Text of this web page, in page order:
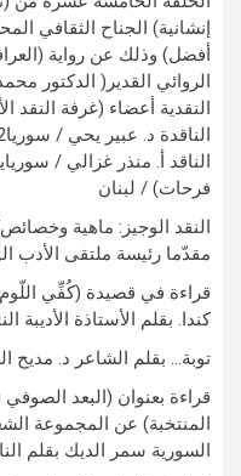
إنشانية) الجناح الثقافي
أفضل) وذلك عن رواية
الروائي القدير( الدكتور
الناقد أ. منذر غزالي /
فرحات) / لبنان
النقد الوجيز: ماهية
مقدّما رئيسة ملتقى الأدب
قراءة في قصيدة (كُفِّي
كندا. بقلم الأستاذة
توبة… بقلم الشاعر د. مديح
قراءة بعنوان (البعد
المنتخبة) عن المجموعة
السورية سمر الديك بقلم